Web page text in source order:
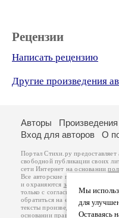
Рецензии
Написать рецензию
Другие произведения
Мы
для
Оставаясь
Авторы Произведения
Вход для авторов
О
Портал Стихи.ру
свободной публикации своих
сети Интернет на основании
Все авторские права на
и охраняются законом
.
только с согласия его автора, к
обратиться на его авторской
тексты произведений авторы
основанииправил публикациии